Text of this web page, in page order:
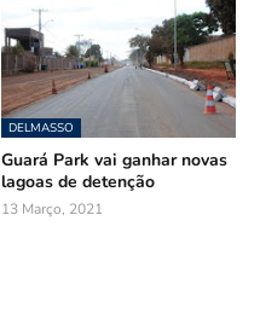
DELMASSO
Guará Park vai ganhar novas
lagoas de detenção
13 Março, 2021